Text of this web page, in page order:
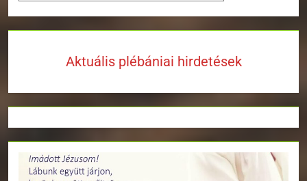
Aktuális plébániai hirdetések